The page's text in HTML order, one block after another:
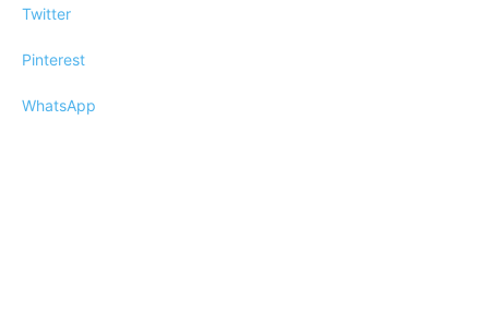
Twitter
Pinterest
WhatsApp